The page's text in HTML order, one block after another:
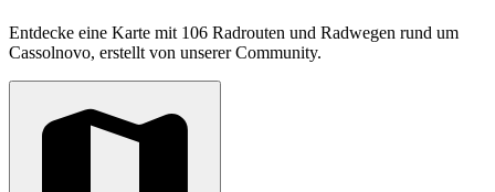
Entdecke eine Karte mit 106 Radrouten und Radwegen rund um
Cassolnovo, erstellt von unserer Community.